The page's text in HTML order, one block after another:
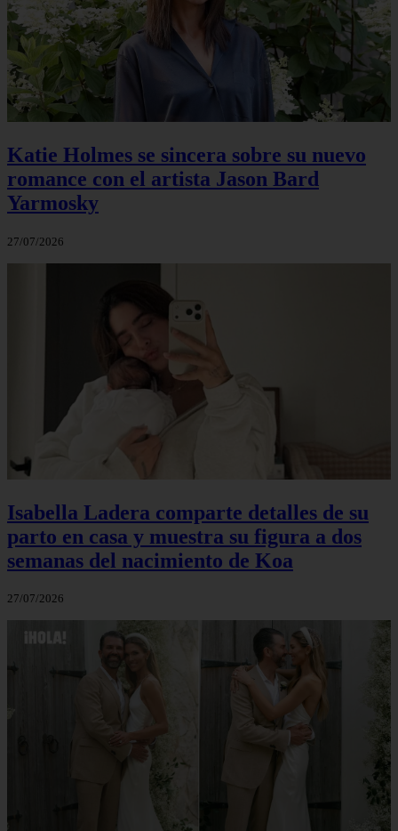
Katie Holmes se sincera sobre su nuevo
romance con el artista Jason Bard
Yarmosky
27/07/2026
Isabella Ladera comparte detalles de su
parto en casa y muestra su figura a dos
semanas del nacimiento de Koa
27/07/2026